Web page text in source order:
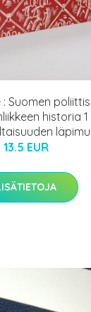
: Suomen
historia 1
13.5 EUR